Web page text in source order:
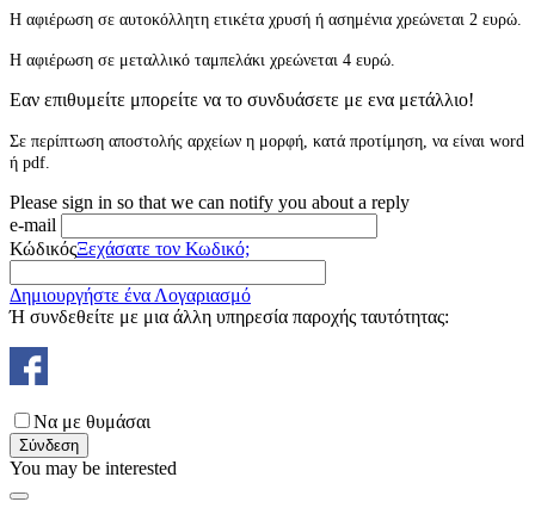
Η αφιέρωση σε αυτοκόλλητη ετικέτα χρυσή ή ασημένια χρεώνεται 2 ευρώ.
Η αφιέρωση σε μεταλλικό ταμπελάκι χρεώνεται 4 ευρώ.
Εαν επιθυμείτε μπορείτε να το συνδυάσετε με ενα μετάλλιο!
Σε περίπτωση αποστολής αρχείων η μορφή, κατά προτίμηση, να είναι word
ή pdf.
Please sign in so that we can notify you about a reply
e-mail
ΚώδικόςΞεχάσατε τον Κωδικό;
Δημιουργήστε ένα Λογαριασμό
Ή συνδεθείτε με μια άλλη υπηρεσία παροχής ταυτότητας:
Να με θυμάσαι
Σύνδεση
You may be interested